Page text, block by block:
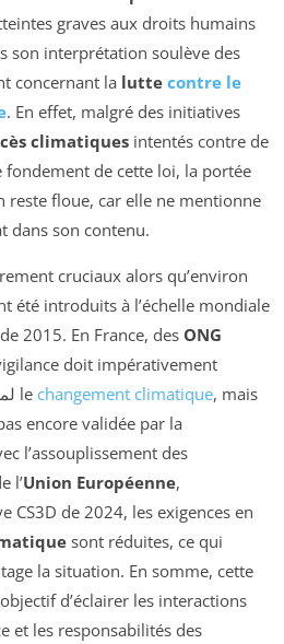
graves aux droits humains
son interprétation soulève des
concernant la lutte contre le
. En effet, malgré des initiatives
climatiques intentés contre de
fondement de cette loi, la portée
reste floue, car elle ne mentionne
dans son contenu.
cruciaux alors qu’environ
été introduits à l’échelle mondiale
de 2015. En France, des ONG
doit impérativement
inclure des mesures لمحاربة le changement climatique, mais
encore validée par la
l’assouplissement des
l’Union Européenne,
CS3D de 2024, les exigences en
sont réduites, ce qui
la situation. En somme, cette
d’éclairer les interactions
et les responsabilités des